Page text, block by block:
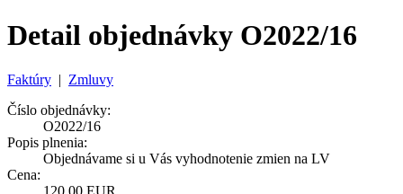
Detail objednávky O2022/16
Faktúry | Zmluvy
Číslo objednávky:
O2022/16
Popis plnenia:
Objednávame si u Vás vyhodnotenie zmien na LV
Cena:
120,00 EUR